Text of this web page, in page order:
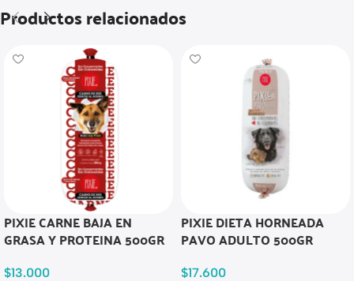
Productos relacionados
PIXIE CARNE BAJA EN
GRASA Y PROTEINA 500GR
$13.000
PIXIE DIETA HORNEADA
PAVO ADULTO 500GR
$17.600